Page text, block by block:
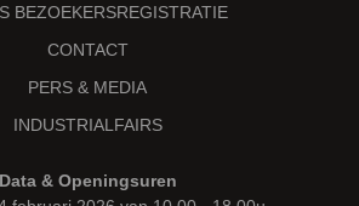
BEZOEKERSREGISTRATIE
CONTACT
PERS & MEDIA
INDUSTRIALFAIRS
Data & Openingsuren